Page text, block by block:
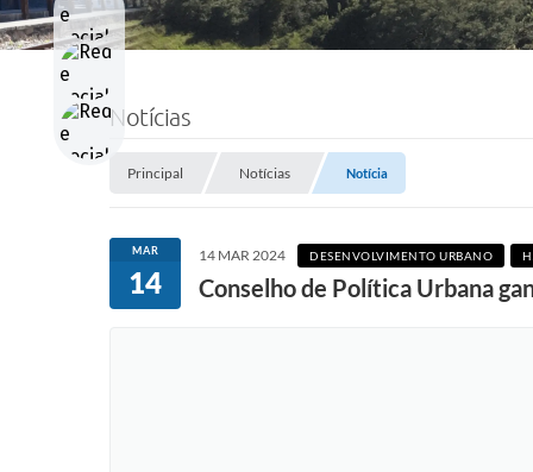
Notícias
Principal Notícias Notícia
MAR
14
14 MAR 2024 DESENVOLVIMENTO URBANO
Conselho de Política Urbana